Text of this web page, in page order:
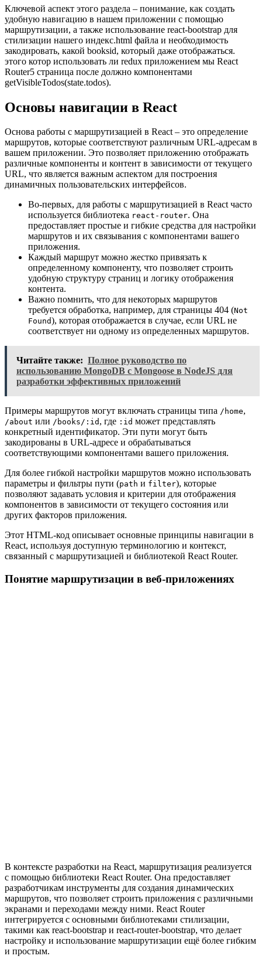
Ключевой аспект этого раздела – понимание, как создать
удобную навигацию в нашем приложении с помощью
маршрутизации, а также использование react-bootstrap для
стилизации нашего индекс.html файла и необходимость
закодировать, какой booksid, который даже отображаться.
этого котор использовать ли redux приложением мы React
Router5 страница после должно компонентами
getVisibleTodos(state.todos).
Основы навигации в React
Основа работы с маршрутизацией в React – это определение
маршрутов, которые соответствуют различным URL-адресам в
вашем приложении. Это позволяет приложению отображать
различные компоненты и контент в зависимости от текущего
URL, что является важным аспектом для построения
динамичных пользовательских интерфейсов.
Во-первых, для работы с маршрутизацией в React часто
используется библиотека react-router. Она
предоставляет простые и гибкие средства для настройки
маршрутов и их связывания с компонентами вашего
приложения.
Каждый маршрут можно жестко привязать к
определенному компоненту, что позволяет строить
удобную структуру страниц и логику отображения
контента.
Важно помнить, что для некоторых маршрутов
требуется обработка, например, для страницы 404 (Not
Found), которая отображается в случае, если URL не
соответствует ни одному из определенных маршрутов.
Читайте также: Полное руководство по
использованию MongoDB с Mongoose в NodeJS для
разработки эффективных приложений
Примеры маршрутов могут включать страницы типа /home,
/about или /books/:id , где :id может представлять
конкретный идентификатор. Эти пути могут быть
закодированы в URL-адресе и обрабатываться
соответствующими компонентами вашего приложения.
Для более гибкой настройки маршрутов можно использовать
параметры и фильтры пути (path и filter), которые
позволяют задавать условия и критерии для отображения
компонентов в зависимости от текущего состояния или
других факторов приложения.
Этот HTML-код описывает основные принципы навигации в
React, используя доступную терминологию и контекст,
связанный с маршрутизацией и библиотекой React Router.
Понятие маршрутизации в веб-приложениях
В контексте разработки на React, маршрутизация реализуется
с помощью библиотеки React Router. Она предоставляет
разработчикам инструменты для создания динамических
маршрутов, что позволяет строить приложения с различными
экранами и переходами между ними. React Router
интегрируется с основными библиотеками стилизации,
такими как react-bootstrap и react-router-bootstrap, что делает
настройку и использование маршрутизации ещё более гибким
и простым.